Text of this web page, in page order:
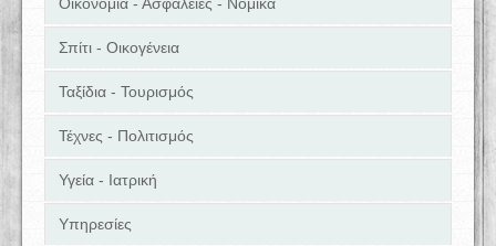
Σπίτι - Οικογένεια
Ταξίδια - Τουρισμός
Τέχνες - Πολιτισμός
Υγεία - Ιατρική
Υπηρεσίες